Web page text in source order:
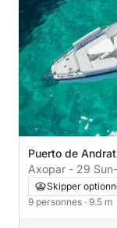
Puerto de
Axopar - 29 Sun-
Skipper
9 personnes · 9.5 m